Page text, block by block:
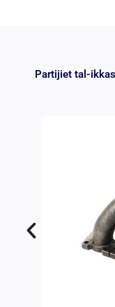
Partijiet tal-